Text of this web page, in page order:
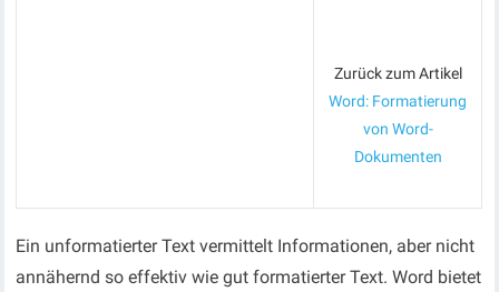
Zurück zum Artikel
Word: Formatierung
von Word-
Dokumenten
Ein unformatierter Text vermittelt Informationen, aber nicht
annähernd so effektiv wie gut formatierter Text. Word bietet